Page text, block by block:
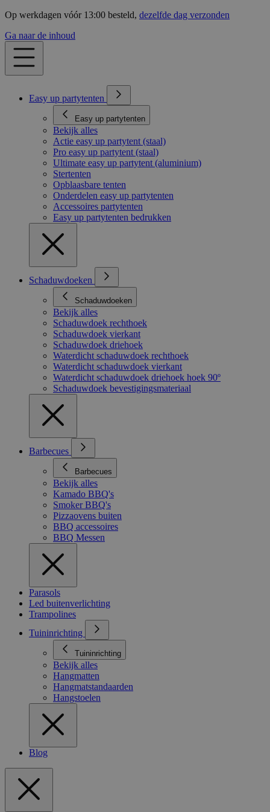
Op werkdagen vóór 13:00 besteld, dezelfde dag verzonden
Ga naar de inhoud
Easy up partytenten
Easy up partytenten
Bekijk alles
Actie easy up partytent (staal)
Pro easy up partytent (staal)
Ultimate easy up partytent (aluminium)
Stertenten
Opblaasbare tenten
Onderdelen easy up partytenten
Accessoires partytenten
Easy up partytenten bedrukken
Schaduwdoeken
Schaduwdoeken
Bekijk alles
Schaduwdoek rechthoek
Schaduwdoek vierkant
Schaduwdoek driehoek
Waterdicht schaduwdoek rechthoek
Waterdicht schaduwdoek vierkant
Waterdicht schaduwdoek driehoek hoek 90º
Schaduwdoek bevestigingsmateriaal
Barbecues
Barbecues
Bekijk alles
Kamado BBQ's
Smoker BBQ's
Pizzaovens buiten
BBQ accessoires
BBQ Messen
Parasols
Led buitenverlichting
Trampolines
Tuininrichting
Tuininrichting
Bekijk alles
Hangmatten
Hangmatstandaarden
Hangstoelen
Blog